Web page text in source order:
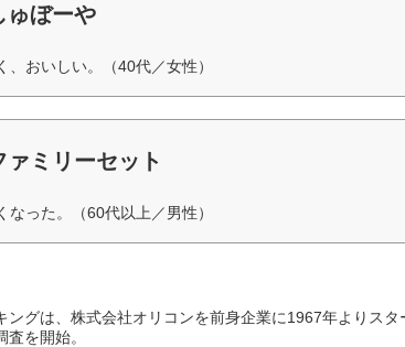
ゅぼーや
、おいしい。（40代／女性）
ァミリーセット
なった。（60代以上／男性）
ングは、株式会社オリコンを前身企業に1967年よりスタ
を開始。